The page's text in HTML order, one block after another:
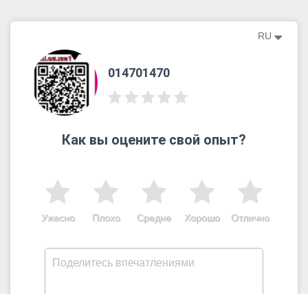
RU
014701470
Как вы оцените свой опыт?
Отлично
Хорошо
Средне
Плохо
Ужасно